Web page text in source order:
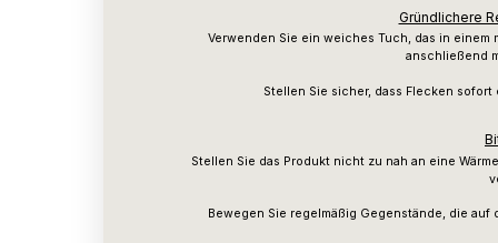
Gründlichere
Verwenden Sie ein weiches Tuch, das in
anschließend
Stellen Sie sicher, dass Flecken
Stellen Sie das Produkt nicht zu nah an eine
Bewegen Sie regelmäßig Gegenstände, die